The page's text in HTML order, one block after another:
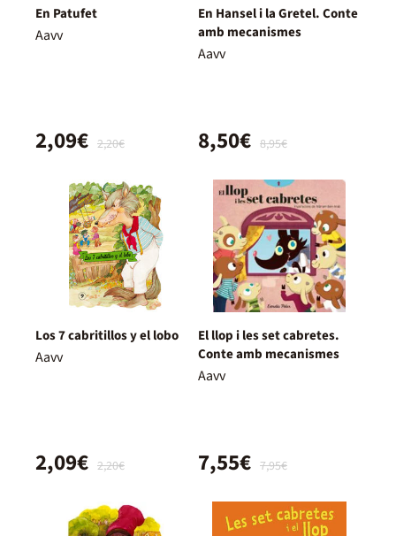
En Patufet
Aavv
2,20€
2,09€
En Hansel i la Gretel. Conte
amb mecanismes
Aavv
8,95€
8,50€
Los 7 cabritillos y el lobo
Aavv
2,20€
2,09€
El llop i les set cabretes.
Conte amb mecanismes
Aavv
7,95€
7,55€